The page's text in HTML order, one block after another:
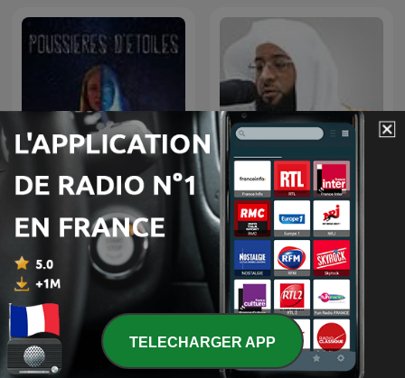
Poussières d'étoiles Badr Al-Turki
الشيخ مشاري العفاسي
TELECHARGER APP